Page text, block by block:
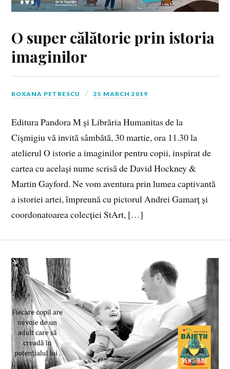
O super călătorie prin istoria
imaginilor
ROXANA PETRESCU 25 MARCH 2019
Editura Pandora M și Librăria Humanitas de la
Cișmigiu vă invită sâmbătă, 30 martie, ora 11.30 la
atelierul O istorie a imaginilor pentru copii, inspirat de
cartea cu același nume scrisă de David Hockney &
Martin Gayford. Ne vom aventura prin lumea captivantă
a istoriei artei, împreună cu pictorul Andrei Gamarț și
coordonatoarea colecției StArt, […]